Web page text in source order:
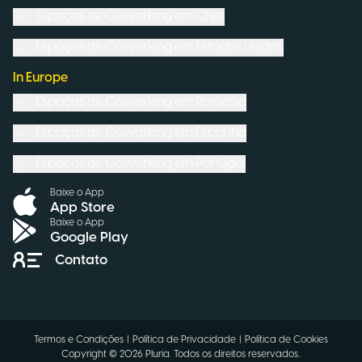
In Europe
Baixe o App
App Store
Baixe o App
Google Play
Contato
Copyright © 2026 Pluria. Todos os direitos reservados..
Termos e Condições Política de Privacidade Política de Cookies